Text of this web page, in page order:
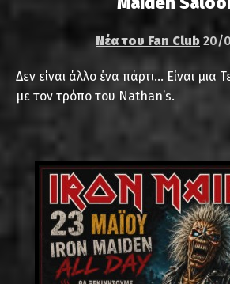
Νέα του Fan Club 20/
Δεν είναι άλλο ένα πάρτι… Είναι
με τον τρόπο του Nathan’s.